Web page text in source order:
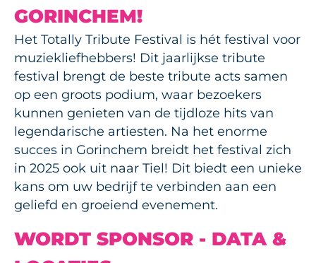
GORINCHEM!
Het Totally Tribute Festival is hét festival voor
muziekliefhebbers! Dit jaarlijkse tribute
festival brengt de beste tribute acts samen
op een groots podium, waar bezoekers
kunnen genieten van de tijdloze hits van
legendarische artiesten. Na het enorme
succes in Gorinchem breidt het festival zich
in 2025 ook uit naar Tiel! Dit biedt een unieke
kans om uw bedrijf te verbinden aan een
geliefd en groeiend evenement.
WORDT SPONSOR - DATA &